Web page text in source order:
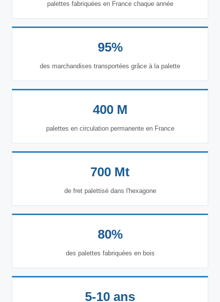
palettes fabriquées en France chaque année
95%
des marchandises transportées grâce à la palette
400 M
palettes en circulation permanente en France
700 Mt
de fret palettisé dans l'hexagone
80%
des palettes fabriquées en bois
5-10 ans